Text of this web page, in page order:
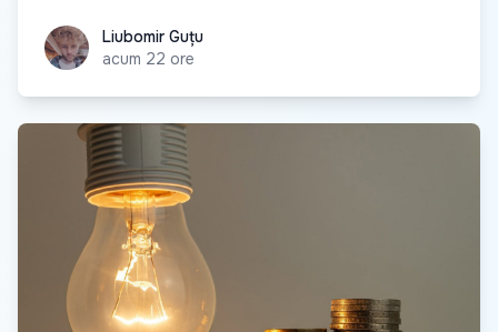
Liubomir Guțu
Liubomir Guțu
acum 22 ore